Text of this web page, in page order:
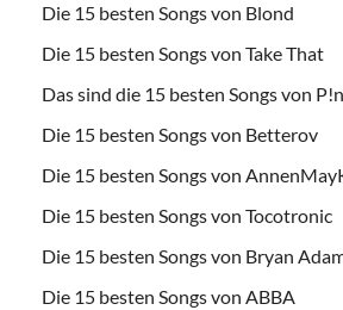
Die 15 besten Songs von Blond
Die 15 besten Songs von Take That
Das sind die 15 besten Songs von
Die 15 besten Songs von Betterov
Die 15 besten Songs von
Die 15 besten Songs von Tocotronic
Die 15 besten Songs von Bryan
Die 15 besten Songs von ABBA